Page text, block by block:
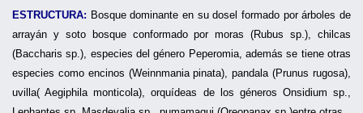
ESTRUCTURA: Bosque dominante en su dosel formado por árboles de
arrayán y soto bosque conformado por moras (Rubus sp.), chilcas
(Baccharis sp.), especies del género Peperomia, además se tiene otras
especies como encinos (Weinnmania pinata), pandala (Prunus rugosa),
uvilla( Aegiphila monticola), orquídeas de los géneros Onsidium sp.,